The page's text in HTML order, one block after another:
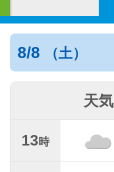
8/8 （土）
天気
13時